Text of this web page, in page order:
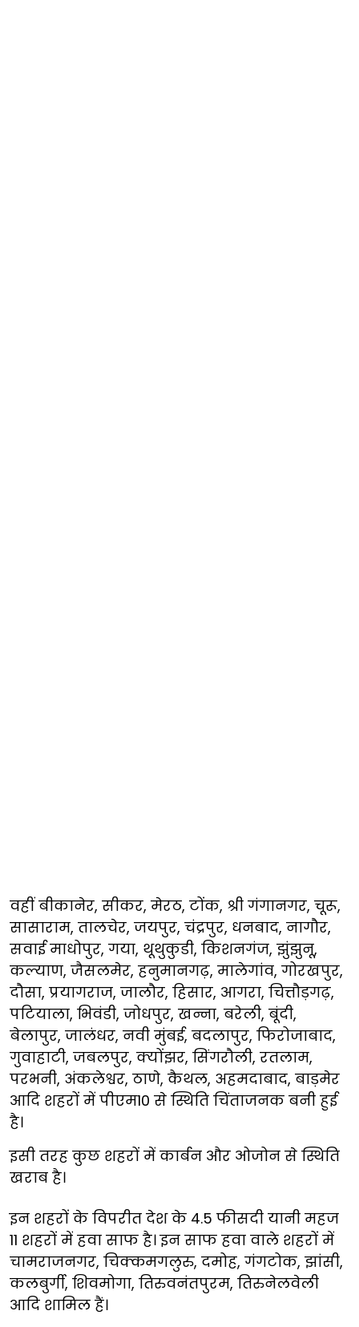
वहीं बीकानेर, सीकर, मेरठ, टोंक, श्री गंगानगर, चूरू,
सासाराम, तालचेर, जयपुर, चंद्रपुर, धनबाद, नागौर,
सवाई माधोपुर, गया, थूथुकुडी, किशनगंज, झुंझुनू,
कल्याण, जैसलमेर, हनुमानगढ़, मालेगांव, गोरखपुर,
दौसा, प्रयागराज, जालौर, हिसार, आगरा, चित्तौड़गढ़,
पटियाला, भिवंडी, जोधपुर, खन्ना, बरेली, बूंदी,
बेलापुर, जालंधर, नवी मुंबई, बदलापुर, फिरोजाबाद,
गुवाहाटी, जबलपुर, क्योंझर, सिंगरौली, रतलाम,
परभनी, अंकलेश्वर, ठाणे, कैथल, अहमदाबाद, बाड़मेर
आदि शहरों में पीएम10 से स्थिति चिंताजनक बनी हुई
है।
इसी तरह कुछ शहरों में कार्बन और ओजोन से स्थिति
खराब है।
इन शहरों के विपरीत देश के 4.5 फीसदी यानी महज
11 शहरों में हवा साफ है। इन साफ हवा वाले शहरों में
चामराजनगर, चिक्कमगलुरु, दमोह, गंगटोक, झांसी,
कलबुर्गी, शिवमोगा, तिरुवनंतपुरम, तिरुनेलवेली
आदि शामिल हैं।